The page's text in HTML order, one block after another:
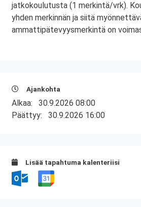
jatkokoulutusta (1 merkintä/vrk).
yhden merkinnän ja siitä
ammattipätevyysmerkintä on
Ajankohta
Alkaa: 30.9.2026 08:00
Päättyy: 30.9.2026 16:00
Lisää tapahtuma kalenteriisi